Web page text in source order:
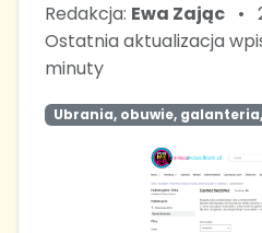
Redakcja: Ewa Zając •
Ostatnia aktualizacja
minuty
Ubrania, obuwie,